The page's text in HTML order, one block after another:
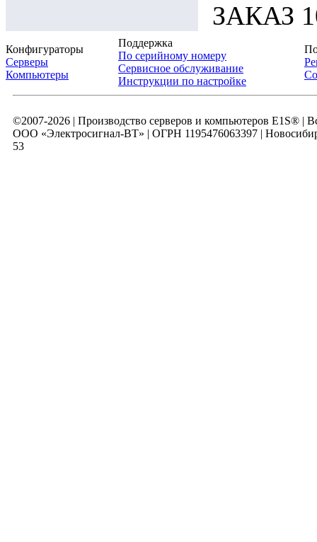
ЗАКАЗ
Конфигураторы
Серверы
Компьютеры
Поддержка
По серийному номеру
Сервисное обслуживание
Инструкции по настройке
©2007-2026 | Производство серверов и компьютеров E1S® |
ООО «Электросигнал-ВТ» | ОГРН 1195476063397 |
53